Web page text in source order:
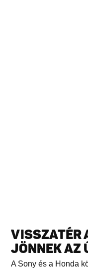
VISSZATÉR
JÖNNEK AZ
A Sony és a Honda